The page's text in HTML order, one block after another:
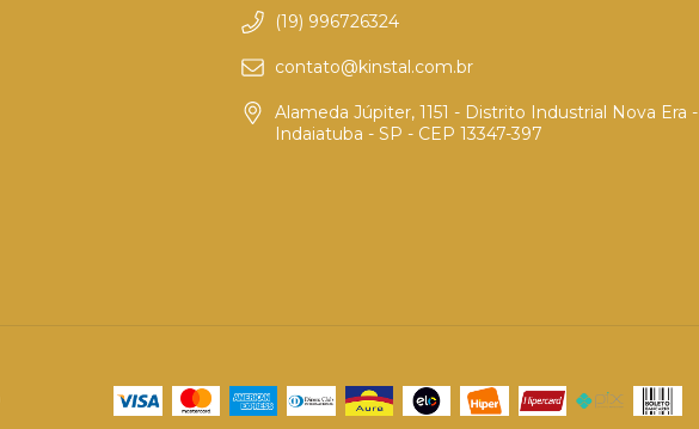
(19) 996726324
contato@kinstal.com.br
Alameda Júpiter, 1151 - Distrito Industrial Nova Era -
Indaiatuba - SP - CEP 13347-397